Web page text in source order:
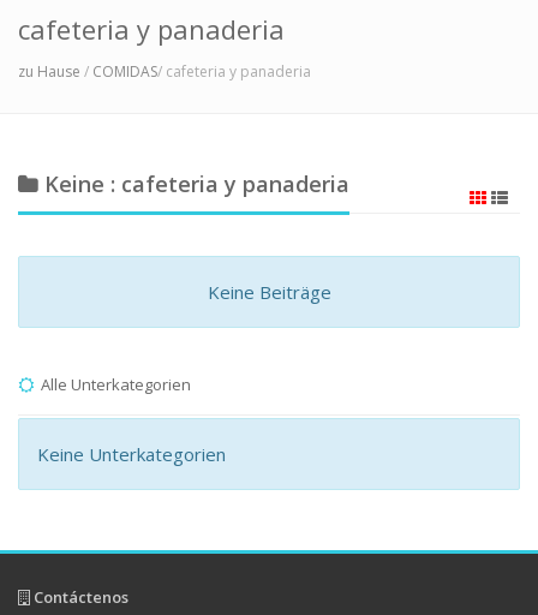
cafeteria y panaderia
zu Hause / COMIDAS/ cafeteria y panaderia
Keine : cafeteria y panaderia
Keine Beiträge
Alle Unterkategorien
Keine Unterkategorien
Contáctenos